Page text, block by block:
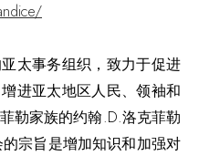
太事务组织，致力于促进
进亚太地区人民、领袖和
勒家族的约翰.D.洛克菲勒
宗旨是增加知识和加强对